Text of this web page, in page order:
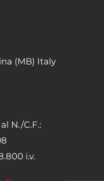
(MB) Italy
N./C.F.:
i.v.